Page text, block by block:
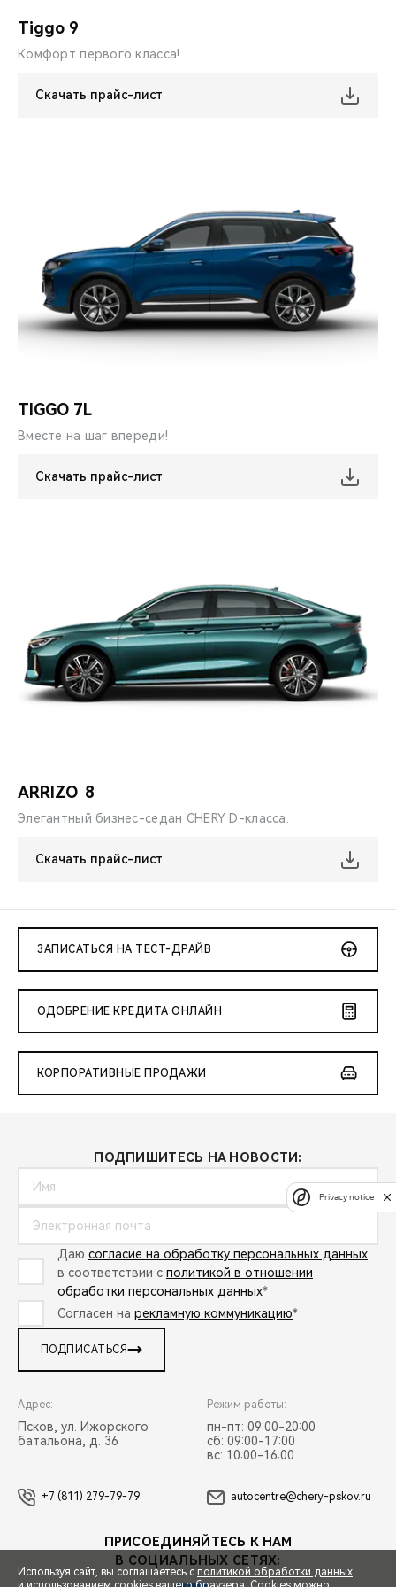
CHERY И СПОРТ
НАШИ МЕРОПРИЯТИЯ
Tiggo 9
Комфорт первого класса!
Скачать прайс-лист
TIGGO 7L
Вместе на шаг впереди!
Скачать прайс-лист
ARRIZO 8
Элегантный бизнес-седан CHERY D-класса.
Скачать прайс-лист
ЗАПИСАТЬСЯ НА ТЕСТ-ДРАЙВ
ОДОБРЕНИЕ КРЕДИТА ОНЛАЙН
КОРПОРАТИВНЫЕ ПРОДАЖИ
ПОДПИШИТЕСЬ НА НОВОСТИ:
Даю согласие на обработку персональных данных
в соответствии с политикой в отношении
обработки персональных данных*
Согласен на рекламную коммуникацию*
ПОДПИСАТЬСЯ
Адрес:
Псков, ул. Ижорского
батальона, д. 36
Режим работы:
пн-пт: 09:00-20:00
сб: 09:00-17:00
вс: 10:00-16:00
+7 (811) 279-79-79 autocentre@chery-pskov.ru
ПРИСОЕДИНЯЙТЕСЬ К НАМ
В СОЦИАЛЬНЫХ СЕТЯХ:
Используя сайт, вы соглашаетесь с политикой обработки данных
Privacy notice